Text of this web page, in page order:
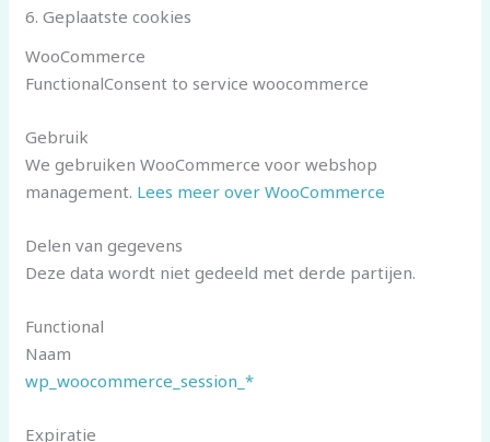
6. Geplaatste cookies
WooCommerce
FunctionalConsent to service woocommerce
Gebruik
We gebruiken WooCommerce voor webshop
management. Lees meer over WooCommerce
Delen van gegevens
Deze data wordt niet gedeeld met derde partijen.
Functional
Naam
wp_woocommerce_session_*
Expiratie